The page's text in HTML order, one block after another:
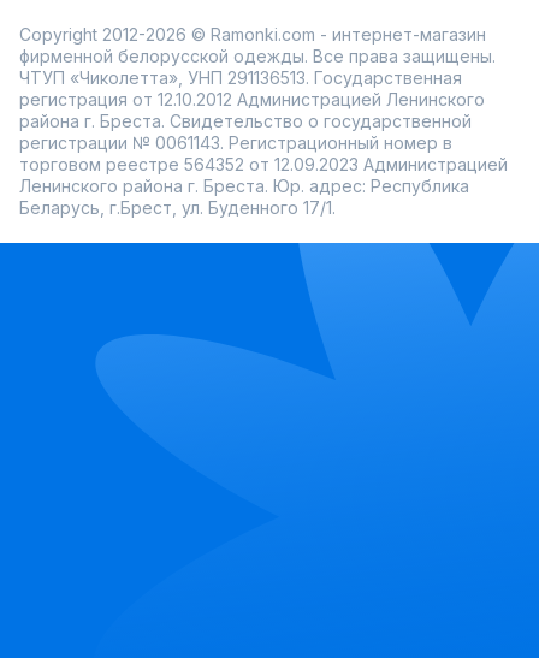
Copyright 2012-2026 © Ramonki.com - интернет-магазин
фирменной белорусской одежды. Все права защищены.
ЧТУП «Чиколетта», УНП 291136513. Государственная
регистрация от 12.10.2012 Администрацией Ленинского
района г. Бреста. Свидетельство о государственной
регистрации № 0061143. Регистрационный номер в
торговом реестре 564352 от 12.09.2023 Администрацией
Ленинского района г. Бреста. Юр. адрес: Республика
Беларусь, г.Брест, ул. Буденного 17/1.